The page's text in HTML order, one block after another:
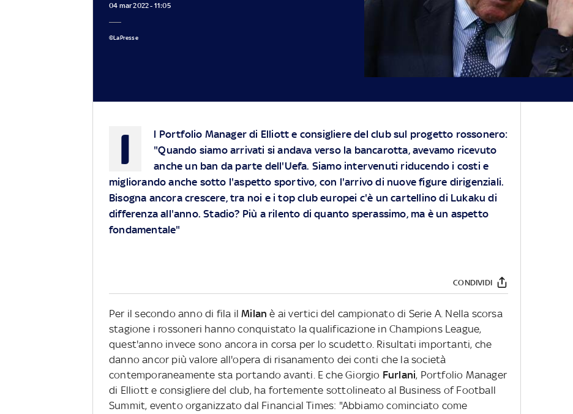
04 mar 2022 - 11:05
©LaPresse
I
l Portfolio Manager di Elliott e consigliere del club sul progetto rossonero:
"Quando siamo arrivati si andava verso la bancarotta, avevamo ricevuto
anche un ban da parte dell'Uefa. Siamo intervenuti riducendo i costi e
migliorando anche sotto l'aspetto sportivo, con l'arrivo di nuove figure dirigenziali.
Bisogna ancora crescere, tra noi e i top club europei c'è un cartellino di Lukaku di
differenza all'anno. Stadio? Più a rilento di quanto sperassimo, ma è un aspetto
fondamentale"
CONDIVIDI
Per il secondo anno di fila ilMilanè ai vertici del campionato di Serie A. Nella scorsa
stagione i rossoneri hanno conquistato la qualificazione in Champions League,
quest'anno invece sono ancora in corsa per lo scudetto. Risultati importanti, che
danno ancor più valore all'opera di risanamento dei conti che la società
contemporaneamente sta portando avanti. E che Giorgio Furlani, Portfolio Manager
di Elliott e consigliere del club, ha fortemente sottolineato al Business of Football
Summit, evento organizzato dal Financial Times: "Abbiamo cominciato come